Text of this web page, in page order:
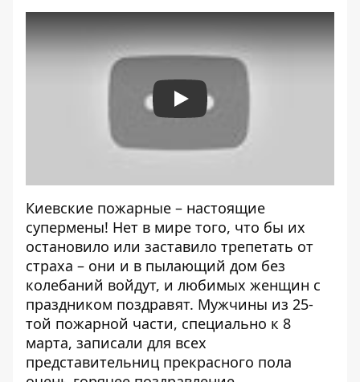
Play
Киевские пожарные – настоящие
супермены! Нет в мире того, что бы их
остановило или заставило трепетать от
страха – они и в пылающий дом без
колебаний войдут, и любимых женщин с
праздником поздравят. Мужчины из 25-
той пожарной части, специально к 8
марта, записали для всех
представительниц прекрасного пола